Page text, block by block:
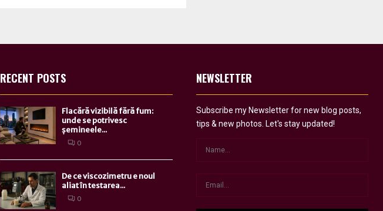
RECENT POSTS
Flacără vizibilă fără fum:
unde se potrivesc
șemineele...
0
De ce viscozimetru e noul
aliat în testarea...
0
NEWSLETTER
Subscribe my Newsletter for new blog posts,
tips & new photos. Let's stay updated!